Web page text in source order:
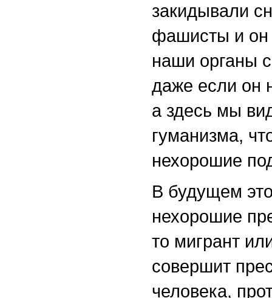
закидывали
фашисты и он
наши органы
даже если он
а здесь мы
гуманизма,
нехорошие
В будущем
нехорошие
то мигрант
совершит
человека,